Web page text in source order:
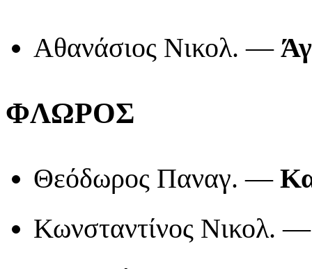
Αθανάσιος Νικολ. —
ΦΛΩΡΟΣ
Θεόδωρος Παναγ. —
Κωνσταντίνος Νικολ.